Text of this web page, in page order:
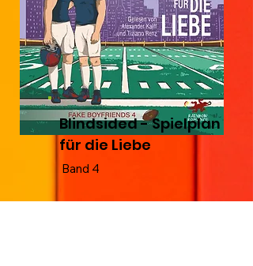
Blindsided - Spielplan
für die Liebe
Band 4